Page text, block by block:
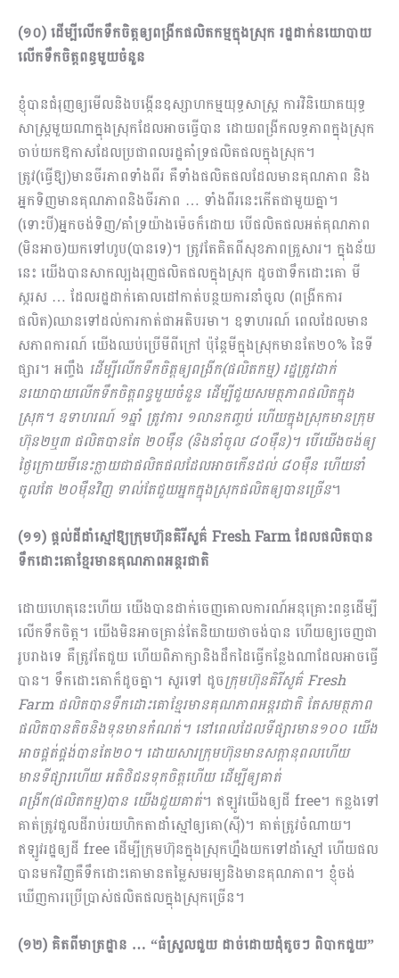
(១០) ដើម្បីលើកទឹកចិត្តឲ្យពង្រីកផលិតកម្មក្នុងស្រុក រដ្ឋដាក់នយោបាយ
លើកទឹកចិត្តពន្ធមួយចំនួន
ខ្ញុំបានជំរុញឲ្យមើលនិងបង្កើនឧស្សាហកម្មយុទ្ធសាស្រ្ត ការវិនិយោគយុទ្ធ
សាស្រ្តមួយណាក្នុងស្រុកដែលអាចធ្វើបាន ដោយពង្រីកលទ្ធភាពក្នុងស្រុក
ចាប់យកឱកាសដែលប្រជាពលរដ្ឋគាំទ្រផលិតផលក្នុងស្រុក។
ត្រូវ(ធ្វើឱ្យ)មានចីរភាពទាំងពីរ គឺទាំងផលិតផលដែលមានគុណភាព និង
អ្នកទិញមានគុណភាពនិងចីរភាព …​ ទាំងពីរនេះកើតជាមួយគ្នា។
(ទោះបី)អ្នកចង់ទិញ/គាំទ្រយ៉ាងម៉េចក៏ដោយ បើផលិតផលអត់គុណភាព
(មិនអាច)យកទៅហូប(បានទេ)។ ត្រូវតែគិតពីសុខភាពគ្រួសារ។ ក្នុងន័យ
នេះ យើងបានសាកល្បងរុញផលិតផលក្នុងស្រុក ដូចជាទឹកដោះគោ មី
ស្ករស … ដែលរដ្ឋដាក់គោលដៅកាត់បន្ថយការនាំចូល (ពង្រីកការ
ផលិត)ឈានទៅដល់ការកាត់ជាអតិបរមា។ ឧទាហរណ៍ ពេលដែលមាន
សភាពការណ៍ យើងឈប់ប្រើមីពីក្រៅ ប៉ុន្តែមីក្នុងស្រុកមានតែ២០% នៃទី
ផ្សារ។ អញ្ចឹង ដើម្បីលើកទឹកចិត្តឲ្យពង្រីក(ផលិតកម្ម) រដ្ឋត្រូវដាក់
នយោបាយលើកទឹកចិត្តពន្ធមួយចំនួន ដើម្បីជួយសមត្ថភាពផលិតក្នុង
ស្រុក។ ឧទាហរណ៍ ១ឆ្នាំ ត្រូវការ ១លានកញ្ចប់ ហើយក្នុងស្រុកមានក្រុម
ហ៊ុន២ឬ៣ ផលិតបានតែ ២០ម៉ឺន (និងនាំចូល ៨០ម៉ឺន)។ បើយើងចង់ឲ្យ
ថ្ងៃក្រោយមីនេះក្លាយជាផលិតផលដែលអាចកើនដល់ ៨០ម៉ឺន ហើយនាំ
ចូលតែ ២០ម៉ឺនវិញ ទាល់តែជួយអ្នកក្នុងស្រុកផលិតឲ្យបានច្រើន។
(១១) ផ្តល់ដីដាំស្មៅឱ្យក្រុមហ៊ុនគិរីសួគ៌ Fresh Farm ដែលផលិតបាន
ទឹកដោះគោខ្មែរមានគុណភាពអន្តរជាតិ
ដោយហេតុនេះហើយ យើងបានដាក់ចេញគោលការណ៍អនុគ្រោះពន្ធដើម្បី
លើកទឹកចិត្ត។ យើងមិនអាចគ្រាន់តែនិយាយថាចង់បាន ហើយឲ្យចេញជា
រូបរាងទេ គឺត្រូវតែជួយ ហើយពិភាក្សានិងដឹកដៃធ្វើកន្លែងណាដែលអាចធ្វើ
បាន។ ទឹកដោះគោក៏ដូចគ្នា។ សួរទៅ ដូចក្រុមហ៊ុនគិរីសួគ៌Fresh
Farm ផលិតបានទឹកដោះគោខ្មែរមានគុណភាពអន្តរជាតិ តែសមត្ថភាព
ផលិតបានតិចនិងទុនមានកំណត់។ នៅពេលដែលទីផ្សារមាន១០០ យើង
អាចផ្គត់ផ្គង់បានតែ២០។ ដោយសារក្រុមហ៊ុនមានសក្ដានុពលហើយ
មានទីផ្សារហើយ អតិថិជនទុកចិត្តហើយ ដើម្បីឲ្យគាត់
ពង្រីក(ផលិតកម្ម)បាន យើងជួយគាត់។ ឥឡូវយើងឲ្យដី free។ កន្លងទៅ
គាត់ត្រូវជួលដីរាប់រយហិកតាដាំស្មៅឲ្យគោ(ស៊ី)។ គាត់ត្រូវចំណាយ។
ឥឡូវរដ្ឋឲ្យដី free ដើម្បីក្រុមហ៊ុនក្នុងស្រុកហ្នឹងយកទៅដាំស្មៅ ហើយផល
បានមកវិញគឺទឹកដោះគោមានតម្លៃសមរម្យនិងមានគុណភាព។ ខ្ញុំចង់
ឃើញការប្រើប្រាស់ផលិតផលក្នុងស្រុកច្រើន។
(១២) គិតពីមាត្រដ្ឋាន … “ធំស្រួលជួយ ដាច់ដោយដុំតូចៗ ពិបាកជួយ”